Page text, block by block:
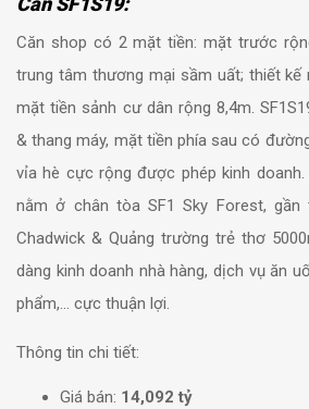
Căn shop có 2 mặt tiền: mặt trước
trung tâm thương mại sầm uất; thiết kế
mặt tiền sảnh cư dân rộng 8,4m.
& thang máy, mặt tiền phía sau có
vỉa hè cực rộng được phép kinh
nằm ở chân tòa SF1 Sky Forest,
Chadwick & Quảng trường trẻ thơ
dàng kinh doanh nhà hàng, dịch vụ ăn
phẩm,… cực thuận lợi.
Thông tin chi tiết:
Giá bán: 14,092 tỷ